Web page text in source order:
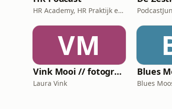
HR Academy, HR Praktijk en CHRO
VM
Vink Mooi // fotografiepodcast die verder gaat dan het kader
Laura Vink Blues